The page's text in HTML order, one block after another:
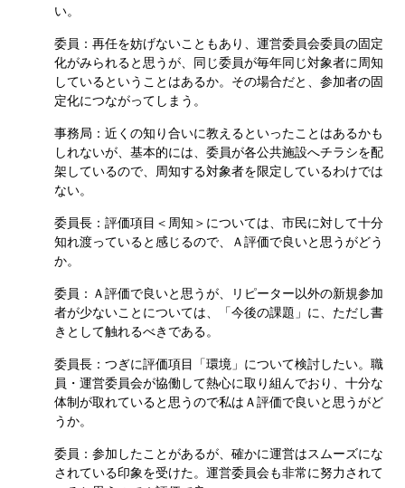
い。
委員：再任を妨げないこともあり、運営委員会委員の固定
化がみられると思うが、同じ委員が毎年同じ対象者に周知
しているということはあるか。その場合だと、参加者の固
定化につながってしまう。
事務局：近くの知り合いに教えるといったことはあるかも
しれないが、基本的には、委員が各公共施設へチラシを配
架しているので、周知する対象者を限定しているわけでは
ない。
委員長：評価項目＜周知＞については、市民に対して十分
知れ渡っていると感じるので、Ａ評価で良いと思うがどう
か。
委員：Ａ評価で良いと思うが、リピーター以外の新規参加
者が少ないことについては、「今後の課題」に、ただし書
きとして触れるべきである。
委員長：つぎに評価項目「環境」について検討したい。職
員・運営委員会が協働して熱心に取り組んでおり、十分な
体制が取れていると思うので私はＡ評価で良いと思うがど
うか。
委員：参加したことがあるが、確かに運営はスムーズにな
されている印象を受けた。運営委員会も非常に努力されて